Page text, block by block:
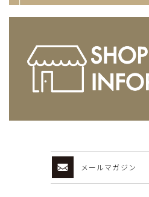
メールマガジン